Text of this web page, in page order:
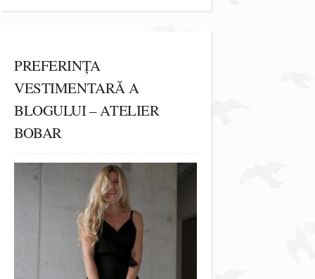
PREFERINȚA
VESTIMENTARĂ A
BLOGULUI – ATELIER
BOBAR